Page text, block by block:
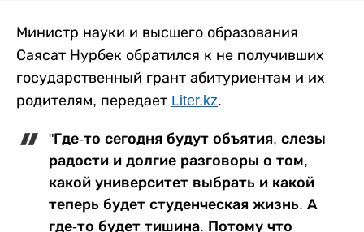
Министр науки и высшего образования
Саясат Нурбек обратился к не получивших
государственный грант абитуриентам и их
родителям, передает Liter.kz.
"Где-то сегодня будут объятия, слезы
радости и долгие разговоры о том,
какой университет выбрать и какой
теперь будет студенческая жизнь. А
где-то будет тишина. Потому что